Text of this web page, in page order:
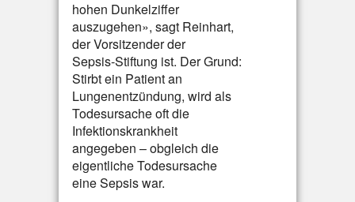
hohen Dunkelziffer
auszugehen», sagt Reinhart,
der Vorsitzender der
Sepsis-Stiftung ist. Der Grund:
Stirbt ein Patient an
Lungenentzündung, wird als
Todesursache oft die
Infektionskrankheit
angegeben – obgleich die
eigentliche Todesursache
eine Sepsis war.